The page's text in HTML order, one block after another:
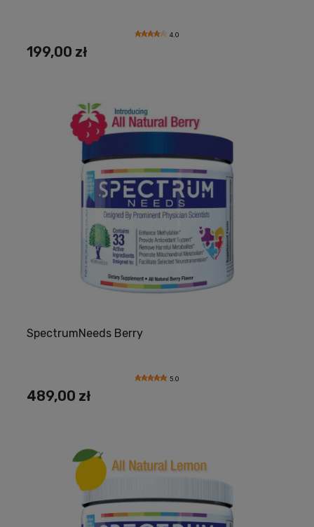
4.0
199,00 zł
SpectrumNeeds Berry
5.0
489,00 zł